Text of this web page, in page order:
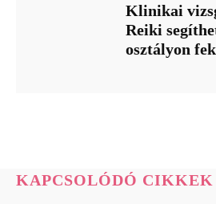
Klinikai
Reiki
osztályon
KAPCSOLÓDÓ CIKKEK